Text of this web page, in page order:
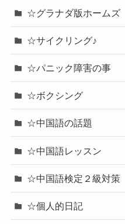
☆グラナダ版ホームズ
☆サイクリング♪
☆パニック障害の事
☆ボクシング
☆中国語の話題
☆中国語レッスン
☆中国語検定２級対策
☆個人的日記